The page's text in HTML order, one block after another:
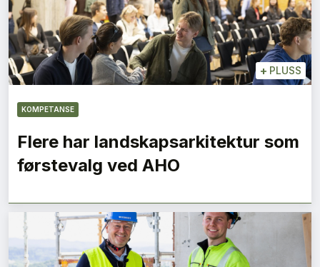
+ PLUSS
KOMPETANSE
Flere har landskapsarkitektur som
førstevalg ved AHO